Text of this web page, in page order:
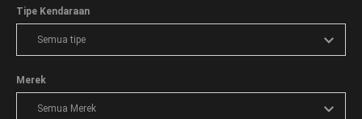
Tipe Kendaraan
Merek